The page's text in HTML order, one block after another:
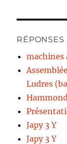
RÉPONSES
machines
Ludres
Japy 3 Y
Japy 3 Y